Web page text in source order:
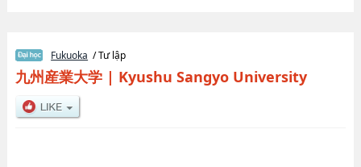
Fukuoka / Tư lập
九州産業大学| Kyushu Sangyo University